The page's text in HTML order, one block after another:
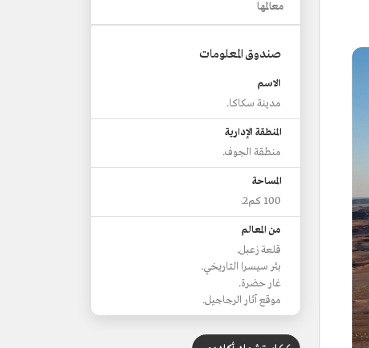
معالمها
صندوق المعلومات
الاسم
مدينة سكاكا.
المنطقة الإدارية
منطقة الجوف.
المساحة
100 كم2.
من المعالم
قلعة زعبل.
بئر سيسرا التاريخي.
غار حضرة.
موقع آثار الرجاجيل.